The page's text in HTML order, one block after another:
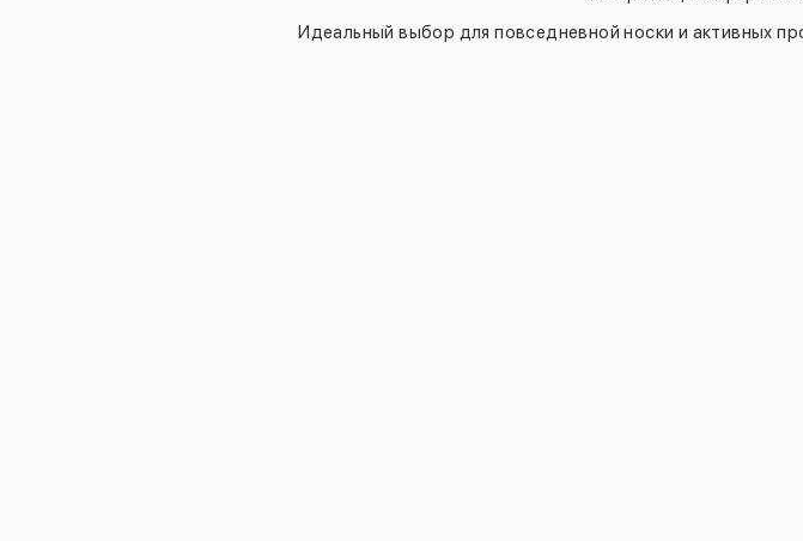
Идеальный выбор для повседневной носки и активных